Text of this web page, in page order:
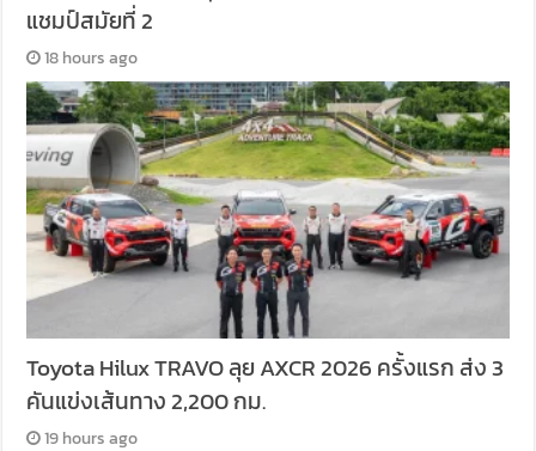
แชมป์สมัยที่ 2
18 hours ago
Toyota Hilux TRAVO ลุย AXCR 2026 ครั้งแรก ส่ง 3
คันแข่งเส้นทาง 2,200 กม.
19 hours ago